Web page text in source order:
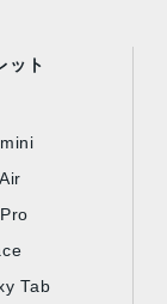
ット
Tab